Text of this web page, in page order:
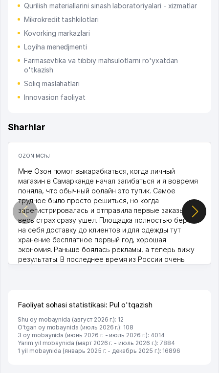
Qurilish materiallarini sinash laboratoriyalari - xizmatlar
Mikrokredit tashkilotlari
Kovorking markazlari
Loyiha menedjmenti
Farmasevtika va tibbiy mahsulotlarni ro'yxatdan
o'tkazish
Soliq maslahatlari
Innovasion faoliyat
Sharhlar
OZON MChJ
Мне Озон помог выкарабкаться, когда личный
магазин в Самарканде начал загибаться и я вовремя
поняла, что обычный офлайн это тупик. Самое
трудное было просто решиться, но когда
зарегистрировалась и отправила первые заказы,
весь страх сразу ушел. Площадка полностью берет
на себя доставку до клиентов и для одежды тут
хранение бесплатное первый год, хорошая
экономия. Раньше боялась рекламы, а теперь вижу
результаты. В последнее время из России очень
Faoliyat sohasi statistikasi: Pul o'tqazish
Shu oy mobaynida (август 2026 г.): 12
O'tgan oy mobaynida (июль 2026 г.): 108
3 oy mobaynida (июнь 2026 г. - июль 2026 г.): 4014
Yarim yil mobaynida (март 2026 г. - июль 2026 г.): 7884
1 yil mobaynida (январь 2025 г. - декабрь 2025 г.): 16896